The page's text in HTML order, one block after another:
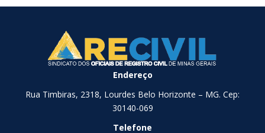
Endereço
Rua Timbiras, 2318, Lourdes Belo Horizonte – MG. Cep:
30140-069
Telefone